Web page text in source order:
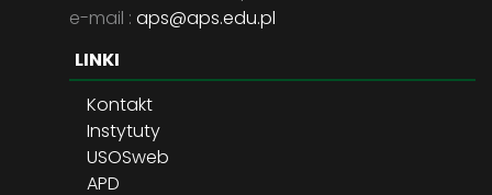
e-mail : aps@aps.edu.pl
LINKI
Kontakt
Instytuty
USOSweb
APD